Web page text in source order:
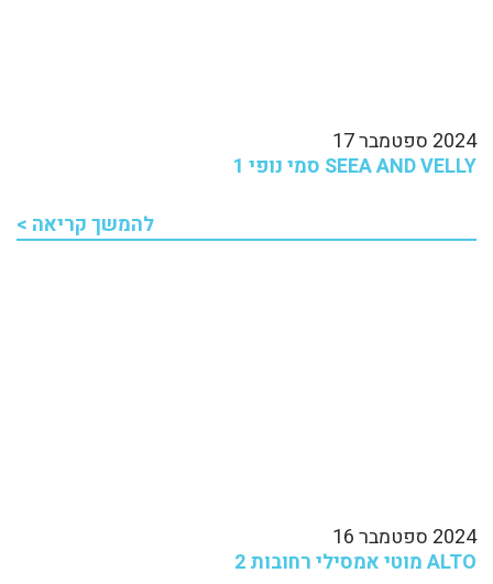
2024 ספטמבר 17
SEEA AND VELLY סמי נופי 1
להמשך קריאה >
2024 ספטמבר 16
ALTO מוטי אמסילי רחובות 2